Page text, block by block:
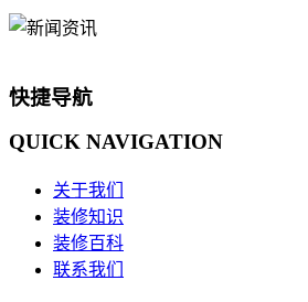
快捷导航
QUICK NAVIGATION
关于我们
装修知识
装修百科
联系我们